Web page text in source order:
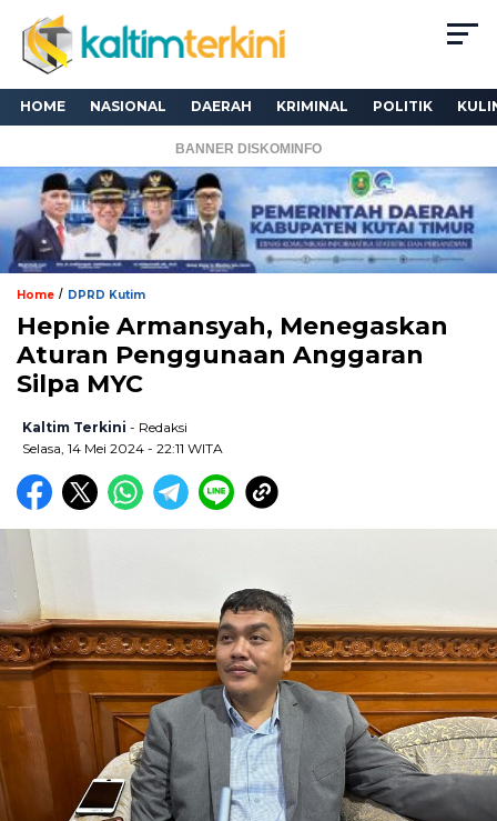
HOME NASIONAL DAERAH KRIMINAL POLITIK
BANNER DISKOMINFO
Home / DPRD Kutim
Hepnie Armansyah, Menegaskan
Aturan Penggunaan Anggaran
Silpa MYC
Kaltim Terkini - Redaksi
Selasa, 14 Mei 2024 - 22:11 WITA